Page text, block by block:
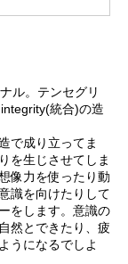
ル。テンセグリ
統合)の造
で成り立ってま
を生じさせてしま
像力を使ったり動
識を向けたりして
をします。意識の
然とできたり、疲
うになるでしよ